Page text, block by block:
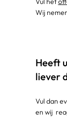
Wij
Heeft
liever
Vul dan
en wij